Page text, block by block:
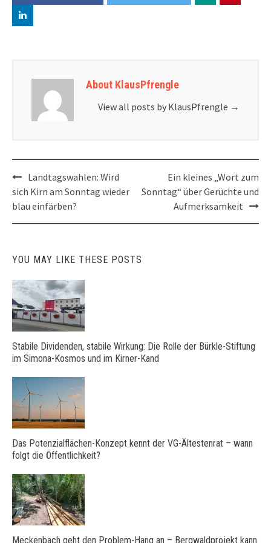
About KlausPfrengle
View all posts by KlausPfrengle →
Post
navigation
Landtagswahlen: Wird
sich Kirn am Sonntag wieder
blau einfärben?
Ein kleines „Wort zum
Sonntag“ über Gerüchte und
Aufmerksamkeit
YOU MAY LIKE THESE POSTS
Stabile Dividenden, stabile Wirkung: Die Rolle der Bürkle-Stiftung
im Simona-Kosmos und im Kirner-Kand
Das Potenzialflächen-Konzept kennt der VG-Ältestenrat – wann
folgt die Öffentlichkeit?
Meckenbach geht den Problem-Hang an – Bergwaldprojekt kann